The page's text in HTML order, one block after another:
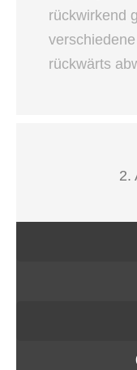
rückwirkend
rückwärts
2.